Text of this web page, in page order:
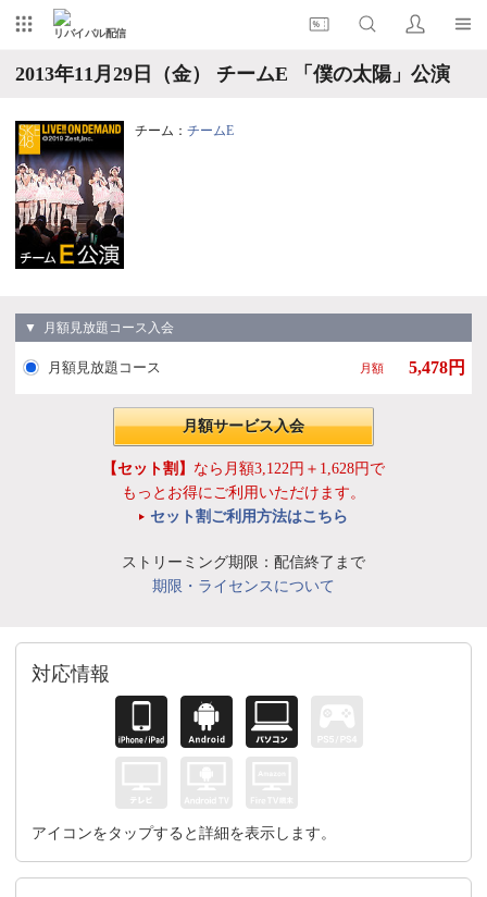
リバイバル配信
2013年11月29日（金） チームE 「僕の太陽」公演
チーム： チームE
▼ 月額見放題コース入会
月額見放題コース 月額 5,478円
月額サービス入会
【セット割】 なら月額3,122円＋1,628円で
もっとお得にご利用いただけます。
セット割ご利用方法はこちら
ストリーミング期限：配信終了まで
期限・ライセンスについて
対応情報
アイコンをタップすると詳細を表示します。